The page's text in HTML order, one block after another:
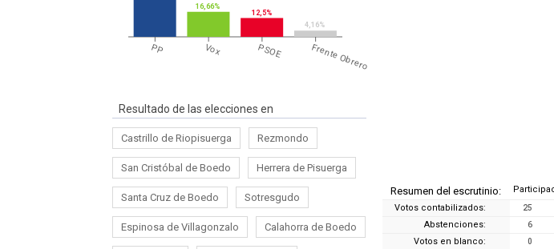
PP Vox PSOE Frente Obrero
16,66%
12,5%
4,16%
Resultado de las elecciones en
Castrillo de Riopisuerga Rezmondo
San Cristóbal de Boedo Herrera de Pisuerga
Santa Cruz de Boedo Sotresgudo
Espinosa de Villagonzalo Calahorra de Boedo
Resumen del escrutinio:
Votos contabilizados: 25
Abstenciones: 6
Votos en blanco: 0